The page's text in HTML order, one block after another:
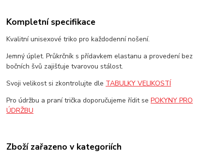
Kompletní specifikace
Kvalitní unisexové triko pro každodenní nošení.
Jemný úplet. Průkrčník s přídavkem elastanu a provedení bez
bočních švů zajišťuje tvarovou stálost.
Svoji velikost si zkontrolujte dle TABULKY VELIKOSTÍ
Pro údržbu a praní trička doporučujeme řídit sePOKYNY PRO
ÚDRŽBU
Zboží zařazeno v kategoriích